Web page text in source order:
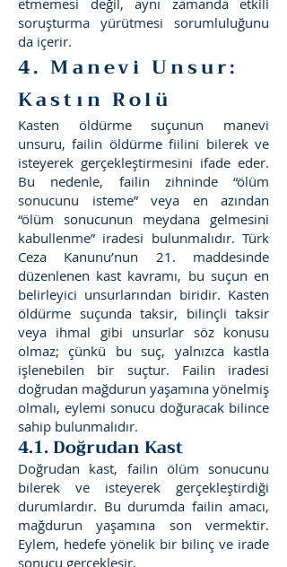
etmemesi değil, aynı zamanda etkili
soruşturma yürütmesi sorumluluğunu
da içerir.
4. Manevi Unsur:
Kastın Rolü
Kasten öldürme suçunun manevi
unsuru, failin öldürme fiilini bilerek ve
isteyerek gerçekleştirmesini ifade eder.
Bu nedenle, failin zihninde “ölüm
sonucunu isteme” veya en azından
“ölüm sonucunun meydana gelmesini
kabullenme” iradesi bulunmalıdır. Türk
Ceza Kanunu’nun 21. maddesinde
düzenlenen kast kavramı, bu suçun en
belirleyici unsurlarından biridir. Kasten
öldürme suçunda taksir, bilinçli taksir
veya ihmal gibi unsurlar söz konusu
olmaz; çünkü bu suç, yalnızca kastla
işlenebilen bir suçtur. Failin iradesi
doğrudan mağdurun yaşamına yönelmiş
olmalı, eylemi sonucu doğuracak bilince
sahip bulunmalıdır.
4.1. Doğrudan Kast
Doğrudan kast, failin ölüm sonucunu
bilerek ve isteyerek gerçekleştirdiği
durumlardır. Bu durumda failin amacı,
mağdurun yaşamına son vermektir.
Eylem, hedefe yönelik bir bilinç ve irade
sonucu gerçekleşir.